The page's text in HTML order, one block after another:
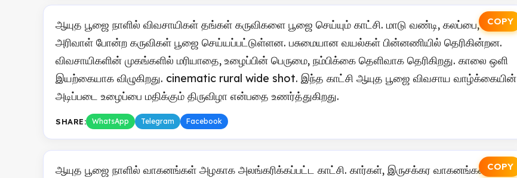
COPY
ஆயுத பூஜை நாளில் விவசாயிகள் தங்கள் கருவிகளை பூஜை செய்யும் காட்சி. மாடு வண்டி, கலப்பை,
அரிவாள் போன்ற கருவிகள் பூஜை செய்யப்பட்டுள்ளன. பசுமையான வயல்கள் பின்னணியில் தெரிகின்றன.
விவசாயிகளின் முகங்களில் மரியாதை, உழைப்பின் பெருமை, நம்பிக்கை தெளிவாக தெரிகிறது. காலை ஒளி
இயற்கையாக விழுகிறது. cinematic rural wide shot. இந்த காட்சி ஆயுத பூஜை விவசாய வாழ்க்கையின்
அடிப்படை உழைப்பை மதிக்கும் திருவிழா என்பதை உணர்த்துகிறது.
SHARE: WhatsApp Telegram Facebook
COPY
ஆயுத பூஜை நாளில் வாகனங்கள் அழகாக அலங்கரிக்கப்பட்ட காட்சி. கார்கள், இருசக்கர வாகனங்கள் மீது